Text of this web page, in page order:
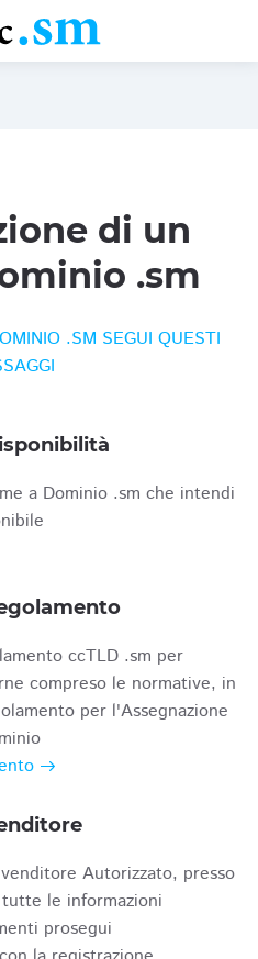
di un
.sm
.SM SEGUI QUESTI
a Dominio .sm che intendi
ccTLD .sm per
compreso le normative, in
per l'Assegnazione
Autorizzato, presso
le informazioni
prosegui